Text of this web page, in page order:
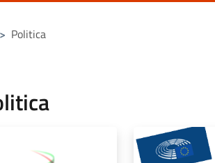
> Politica